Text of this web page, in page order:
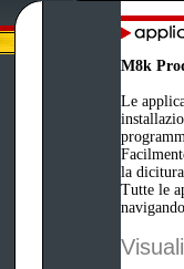
M8k
Le
la
Tutte le